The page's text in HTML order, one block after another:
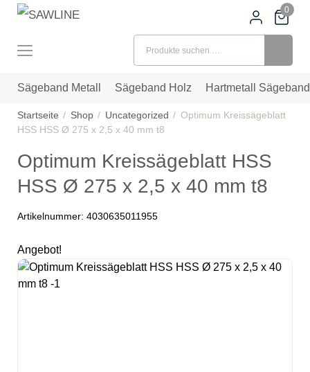
0
Sägeband Metall Sägeband Holz Hartmetall Sägeband
Startseite Shop Uncategorized
Optimum Kreissägeblatt
HSS HSS Ø 275 x 2,5 x 40 mm t8
Optimum Kreissägeblatt HSS
HSS Ø 275 x 2,5 x 40 mm t8
Artikelnummer: 4030635011955
Angebot!